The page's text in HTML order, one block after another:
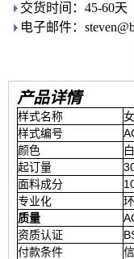
交货时间：45-60天
电子邮件：
产品详情
样式名称
样式编号
颜色
起订量
面料成分
专业化
质量
资质认证
付款条件